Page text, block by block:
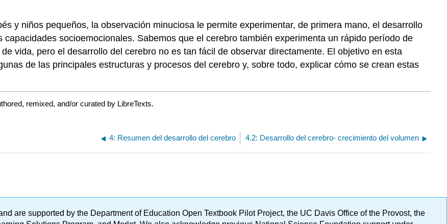
y niños pequeños, la observación minuciosa le permite experimentar, de primera mano, el desarrollo
socioemocionales. Sabemos que el cerebro también experimenta un rápido período de
vida, pero el desarrollo del cerebro no es tan fácil de observar directamente. El objetivo en esta
de las principales estructuras y procesos del cerebro y, sobre todo, explicar cómo se crean estas
remixed, and/or curated by LibreTexts.
4: Resumen del desarrollo del cerebro 4.2: Desarrollo del cerebro- crecimiento del volumen
are supported by the Department of Education Open Textbook Pilot Project, the UC Davis Office of the Provost, the